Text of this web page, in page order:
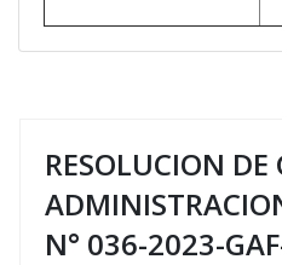
RESOLUCION DE
N° 036-2023-